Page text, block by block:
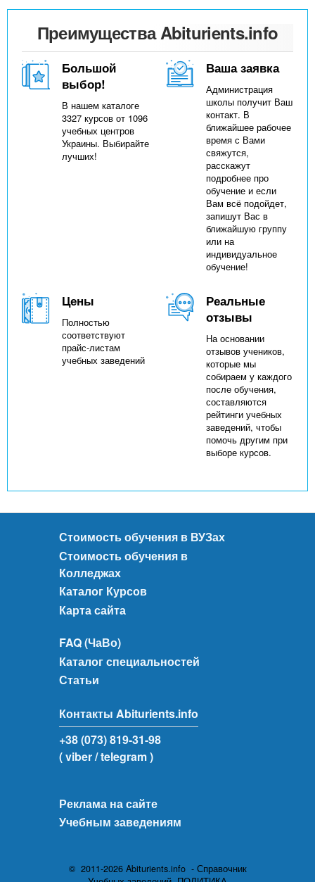
Преимущества Abiturients.info
Большой
выбор!
В нашем каталоге
3327 курсов от 1096
учебных центров
Украины. Выбирайте
лучших!
Ваша заявка
Администрация
школы получит Ваш
контакт. В
ближайшее рабочее
время с Вами
свяжутся,
расскажут
подробнее про
обучение и если
Вам всё подойдет,
запишут Вас в
ближайшую группу
или на
индивидуальное
обучение!
Цены
Полностью
соответствуют
прайс-листам
учебных заведений
Реальные
отзывы
На основании
отзывов учеников,
которые мы
собираем у каждого
после обучения,
составляются
рейтинги учебных
заведений, чтобы
помочь другим при
выборе курсов.
Стоимость обучения в ВУЗах
Стоимость обучения в
Колледжах
Каталог Курсов
Карта сайта
FAQ (ЧаВо)
Каталог специальностей
Статьи
Контакты Abiturients.info
+38 (073) 819-31-98
( viber/ telegram )
Реклама на сайте
Учебным заведениям
© 2011-2026 Abiturients.info - Справочник